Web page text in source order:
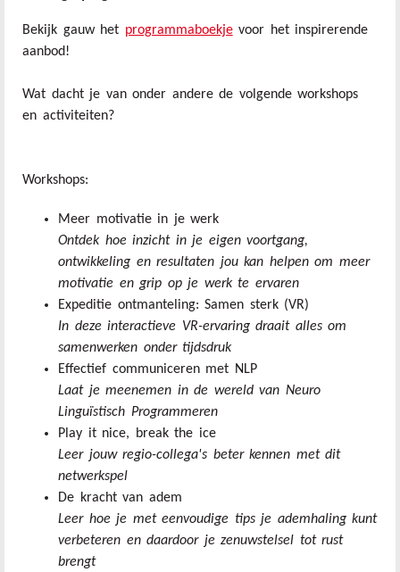
Bekijk gauw het programmaboekjevoor het inspirerende
aanbod!
Wat dacht je van onder andere de volgende workshops
en activiteiten?
Workshops:
Meer motivatie in je werk
Ontdek hoe inzicht in je eigen voortgang,
ontwikkeling en resultaten jou kan helpen om meer
motivatie en grip op je werk te ervaren
Expeditie ontmanteling: Samen sterk (VR)
In deze interactieve VR-ervaring draait alles om
samenwerken onder tijdsdruk
Effectief communiceren met NLP
Laat je meenemen in de wereld van Neuro
Linguïstisch Programmeren
Play it nice, break the ice
Leer jouw regio-collega's beter kennen met dit
netwerkspel
De kracht van adem
Leer hoe je met eenvoudige tips je ademhaling kunt
verbeteren en daardoor je zenuwstelsel tot rust
brengt